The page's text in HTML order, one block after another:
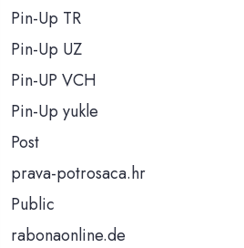
Pin-Up TR
Pin-Up UZ
Pin-UP VCH
Pin-Up yukle
Post
prava-potrosaca.hr
Public
rabonaonline.de